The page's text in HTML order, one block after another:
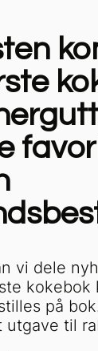
vi dele
kokebok
på
utgave til